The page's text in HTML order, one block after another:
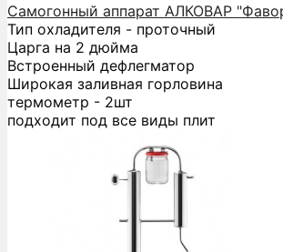
Самогонный аппарат АЛКОВАР
Тип охладителя - проточный
Царга на 2 дюйма
Встроенный дефлегматор
Широкая заливная горловина
термометр - 2шт
подходит под все виды плит